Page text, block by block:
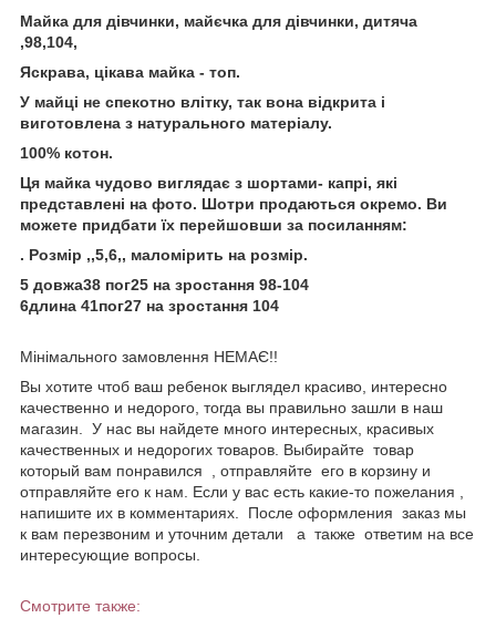
Майка для дівчинки, майєчка для дівчинки, дитяча
,98,104,
Яскрава, цікава майка - топ.
У майці не спекотно влітку, так вона відкрита і
виготовлена з натурального матеріалу.
100% котон.
Ця майка чудово виглядає з шортами- капрі, які
представлені на фото. Шотри продаються окремо. Ви
можете придбати їх перейшовши за посиланням:
. Розмір ,,5,6,, маломірить на розмір.
5 довжа38 пог25 на зростання 98-104
6длина 41пог27 на зростання 104
Мінімального замовлення НЕМАЄ!!
Вы хотите чтоб ваш ребенок выглядел красиво, интересно
качественно и недорого, тогда вы правильно зашли в наш
магазин. У нас вы найдете много интересных, красивых
качественных и недорогих товаров. Выбирайте товар
который вам понравился , отправляйте его в корзину и
отправляйте его к нам. Если у вас есть какие-то пожелания ,
напишите их в комментариях. После оформления заказ мы
к вам перезвоним и уточним детали а также ответим на все
интересующие вопросы.
Смотрите также: